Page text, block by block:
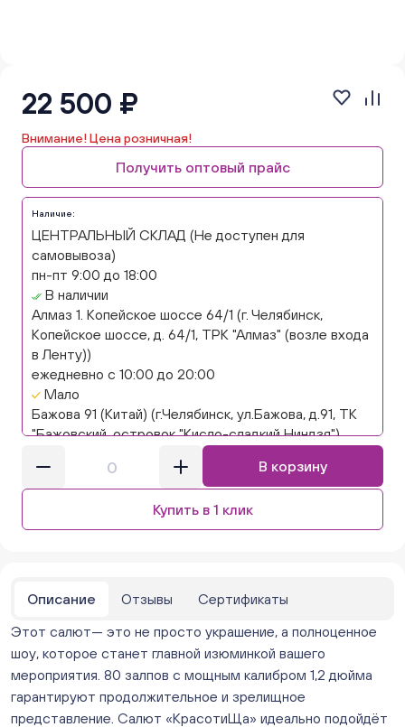
22 500 ₽
Внимание! Цена розничная!
Получить оптовый прайс
Наличие:
ЦЕНТРАЛЬНЫЙ СКЛАД (Не доступен для
самовывоза)
пн-пт 9:00 до 18:00
В наличии
Алмаз 1. Копейское шоссе 64/1 (г. Челябинск,
Копейское шоссе, д. 64/1, ТРК "Алмаз" (возле входа
в Ленту))
ежедневно с 10:00 до 20:00
Мало
Бажова 91 (Китай) (г.Челябинск, ул.Бажова, д.91, ТК
"Бажовский, островок "Кисло-сладкий Ниндзя")
ежедневно с 10:00 до 20:00
Нет в наличии
Бажова 91 Цветы (г. Челябинск, ул.Бажова, д91/1 (на
ежедневно с 10:00 до 20:00
ежедневно с 10:00 до 20:00
Краснопольский 13г (Цветы) (Краснопольский, 13Г)
ежедневно с 10:00 до 20:00
Мало
Молния Зоопарк - Труда,166 (ул. Труда,166/5)
ежедневно с 10:00 до 20:00
В корзину
Купить в 1 клик
Описание Отзывы
Сертификаты
Этот салют— это не просто украшение, а полноценное
шоу, которое станет главной изюминкой вашего
мероприятия. 80 залпов с мощным калибром 1,2 дюйма
гарантируют продолжительное и зрелищное
представление. Салют «КрасотиЩа» идеально подойдёт